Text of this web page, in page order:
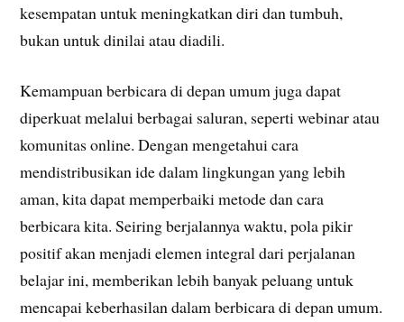
kesempatan untuk meningkatkan diri dan tumbuh,
bukan untuk dinilai atau diadili.
Kemampuan berbicara di depan umum juga dapat
diperkuat melalui berbagai saluran, seperti webinar atau
komunitas online. Dengan mengetahui cara
mendistribusikan ide dalam lingkungan yang lebih
aman, kita dapat memperbaiki metode dan cara
berbicara kita. Seiring berjalannya waktu, pola pikir
positif akan menjadi elemen integral dari perjalanan
belajar ini, memberikan lebih banyak peluang untuk
mencapai keberhasilan dalam berbicara di depan umum.